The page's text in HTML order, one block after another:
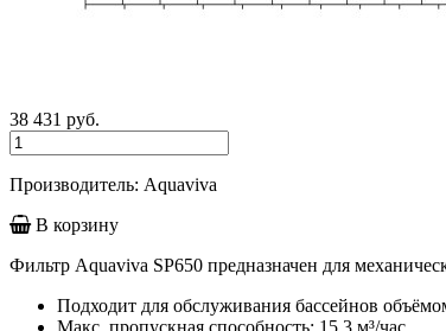
38 431 руб.
Производитель: Aquaviva
В корзину
Фильтр Aquaviva SP650 предназначен для
Подходит для обслуживания бассейнов
Макс. пропускная способность: 15.3 м³/час